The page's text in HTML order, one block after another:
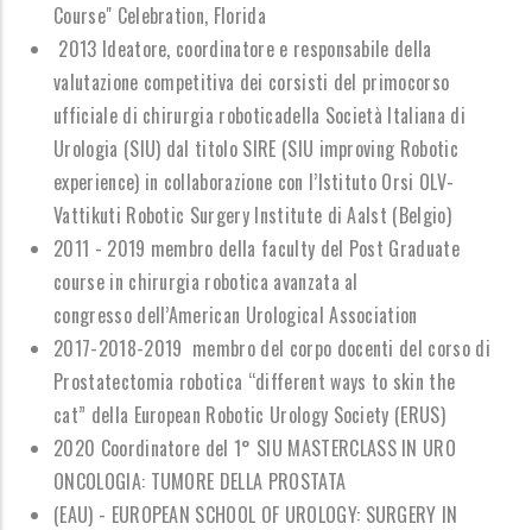
Course" Celebration, Florida
2013 Ideatore, coordinatore e responsabile della
valutazione competitiva dei corsisti del primocorso
ufficiale di chirurgia roboticadella Società Italiana di
Urologia (SIU) dal titolo SIRE (SIU improving Robotic
experience) in collaborazione con l’Istituto Orsi OLV-
Vattikuti Robotic Surgery Institute di Aalst (Belgio)
2011 - 2019 membro della faculty del Post Graduate
course in chirurgia robotica avanzata al
congresso dell’American Urological Association
2017-2018-2019 membro del corpo docenti del corso di
Prostatectomia robotica “different ways to skin the
cat” della European Robotic Urology Society (ERUS)
2020 Coordinatore del 1° SIU MASTERCLASS IN URO
ONCOLOGIA: TUMORE DELLA PROSTATA
(EAU) - EUROPEAN SCHOOL OF UROLOGY: SURGERY IN